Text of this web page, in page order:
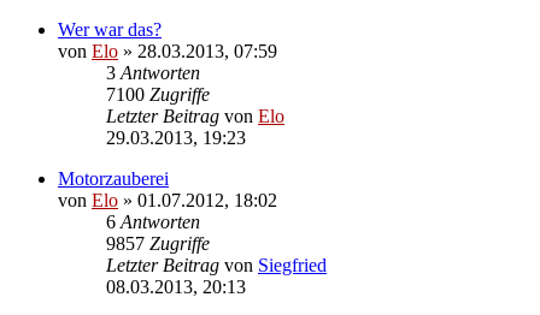
Wer war das?
von Elo » 28.03.2013, 07:59
3 Antworten
7100 Zugriffe
Letzter Beitrag von Elo
29.03.2013, 19:23
Motorzauberei
von Elo » 01.07.2012, 18:02
6 Antworten
9857 Zugriffe
Letzter Beitrag von Siegfried
08.03.2013, 20:13